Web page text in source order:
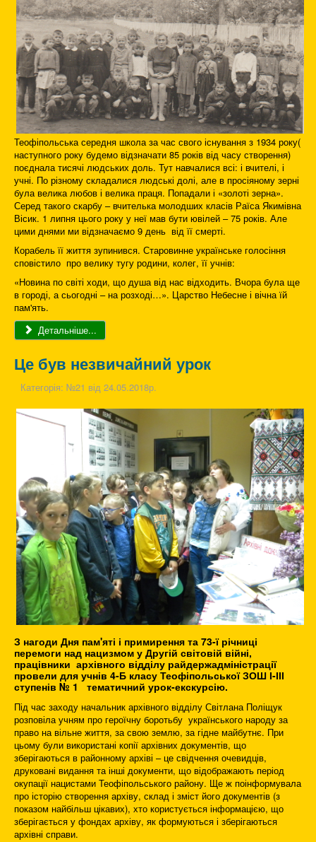
Теофіпольська середня школа за час свого існування з 1934 року(
наступного року будемо відзначати 85 років від часу створення)
поєднала тисячі людських доль. Тут навчалися всі: і вчителі, і
учні. По різному складалися людські долі, але в просіяному зерні
була велика любов і велика праця. Попадали і «золоті зерна».
Серед такого скарбу – вчителька молодших класів Раїса Якимівна
Вісик. 1 липня цього року у неї мав бути ювілей – 75 років. Але
цими днями ми відзначаємо 9 день від її смерті.
Корабель її життя зупинився. Старовинне українське голосіння
сповістило про велику тугу родини, колег, її учнів:
«Новина по світі ходи, що душа від нас відходить. Вчора була ще
в городі, а сьогодні – на розході…». Царство Небесне і вічна їй
пам'ять.
Детальніше...
Це був незвичайний урок
Категорія: №21 від 24.05.2018р.
З нагоди Дня пам'яті і примирення та 73-ї річниці
перемоги над нацизмом у Другій світовій війні,
працівники архівного відділу райдержадміністрації
провели для учнів 4-Б класу Теофіпольської ЗОШ І-ІІІ
ступенів № 1 тематичний урок-екскурсію.
Під час заходу начальник архівного відділу Світлана Поліщук
розповіла учням про героїчну боротьбу українського народу за
право на вільне життя, за свою землю, за гідне майбутнє. При
цьому були використані копії архівних документів, що
зберігаються в районному архіві – це свідчення очевидців,
друковані видання та інші документи, що відображають період
окупації нацистами Теофіпольського району. Ще ж поінформувала
про історію створення архіву, склад і зміст його документів (з
показом найбільш цікавих), хто користується інформацією, що
зберігається у фондах архіву, як формуються і зберігаються
архівні справи.